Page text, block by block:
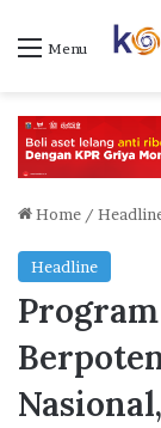
Menu
Home /
Headline